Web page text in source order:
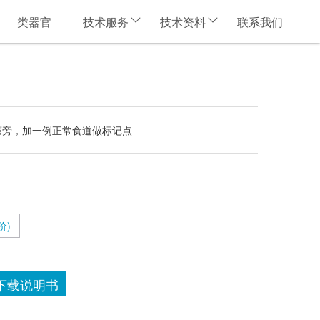
类器官 技术服务 技术资料 联系我们
，加一例正常食道做标记点
)
载说明书